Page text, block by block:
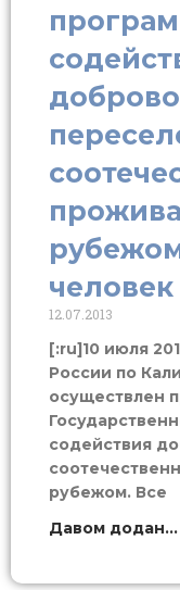
человек
12.07.2013
[:ru]10 июля
России по
осуществлен
содействия
рубежом. Все
Давом додан...